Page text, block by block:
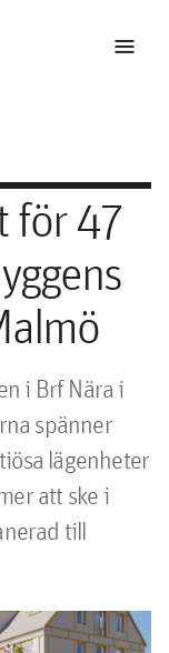
menu
för 47
i Brf Nära i
spänner
lägenheter
att ske i
till